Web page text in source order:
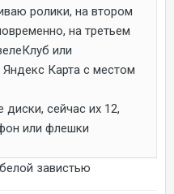
ролики, на втором
на третьем
или
Карта с местом
сейчас их 12,
или флешки
завистью